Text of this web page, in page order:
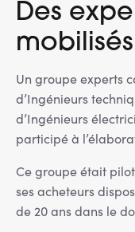
Des
mobilisés
Un groupe experts
d’Ingénieurs
d’Ingénieurs
participé à
Ce groupe était
ses acheteurs
de 20 ans dans le